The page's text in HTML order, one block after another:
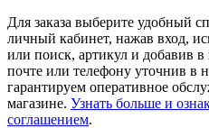
Для заказа выберите удобный
личный кабинет, нажав вход,
или поиск, артикул и добавив в
почте или телефону уточнив
гарантируем оперативное
магазине. Узнать больше и
соглашением.